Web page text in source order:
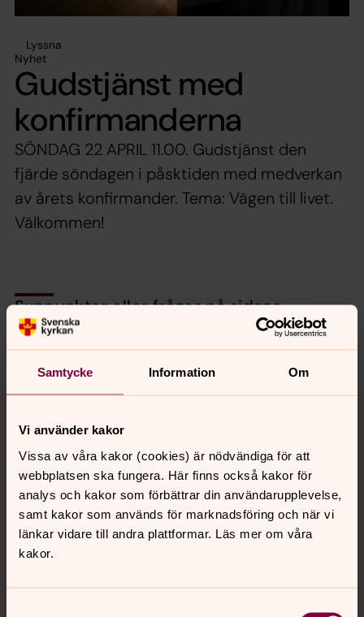
Samtycke Information Om
Vi använder kakor
Vissa av våra kakor (cookies) är nödvändiga för att
webbplatsen ska fungera. Här finns också kakor för
analys och kakor som förbättrar din användarupplevelse,
samt kakor som används för marknadsföring och när vi
länkar vidare till andra plattformar. Läs mer om våra
kakor.
Lyssna
Nyhet
Gudstjänst med
konfirmanderna
SÖNDAG 22 APRIL 11.00. Gudstjänst den
fjärde söndagen i påsktiden med medverkan
av årets konfirmander. Tema: Vägen till livet.
Välkommen!
Synpunkter eller frågor på sidans
innehåll?
nora.tarnsjo.forsamling@svenskakyrkan.se
Tillbaka till toppen
Tillbaka till innehållet
Kontakt
Kalender